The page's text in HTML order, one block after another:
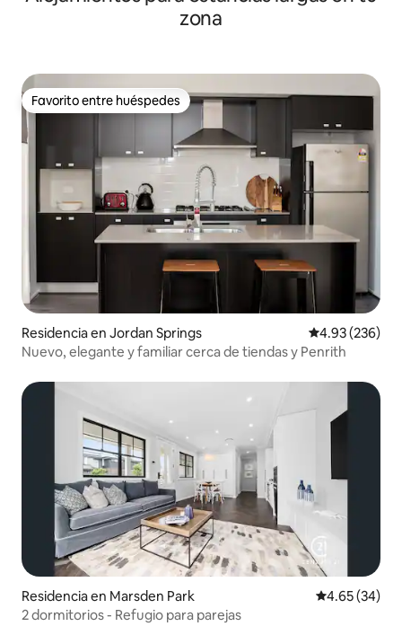
zona
Favorito entre huéspedes
Favorito entre huéspedes
Residencia en Jordan Springs Calificación
4.93 (236)
Nuevo, elegante y familiar cerca de tiendas y Penrith
Residencia en Marsden Park Calificación
4.65 (34)
2 dormitorios - Refugio para parejas